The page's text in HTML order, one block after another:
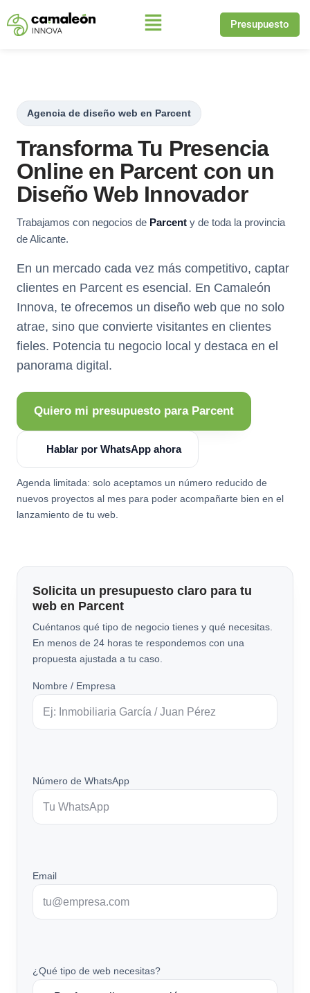
Saltar
Presupuesto
Agencia de diseño web en Parcent
Transforma Tu Presencia
Online en Parcent con un
Diseño Web Innovador
Trabajamos con negocios de Parcent y de toda la provincia
de Alicante.
En un mercado cada vez más competitivo, captar
clientes en Parcent es esencial. En Camaleón
Innova, te ofrecemos un diseño web que no solo
atrae, sino que convierte visitantes en clientes
fieles. Potencia tu negocio local y destaca en el
panorama digital.
Quiero mi presupuesto para Parcent
Hablar por WhatsApp ahora
Agenda limitada: solo aceptamos un número reducido de
nuevos proyectos al mes para poder acompañarte bien en el
lanzamiento de tu web.
Solicita un presupuesto claro para tu
web en Parcent
Cuéntanos qué tipo de negocio tienes y qué necesitas.
En menos de 24 horas te respondemos con una
propuesta ajustada a tu caso.
Nombre / Empresa
Número de WhatsApp
Email
¿Qué tipo de web necesitas?